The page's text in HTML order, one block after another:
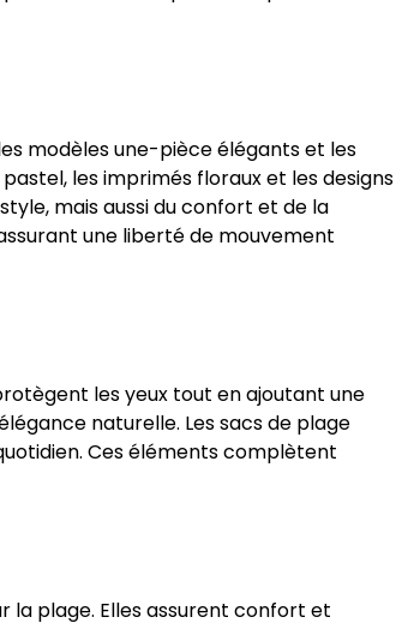
modèles une-pièce élégants et les
les imprimés floraux et les designs
mais aussi du confort et de la
une liberté de mouvement
les yeux tout en ajoutant une
naturelle. Les sacs de plage
Ces éléments complètent
la plage. Elles assurent confort et